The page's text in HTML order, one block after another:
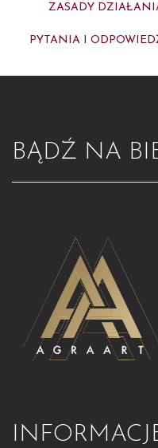
ZASADY
PYTANIA I
BĄDŹ NA